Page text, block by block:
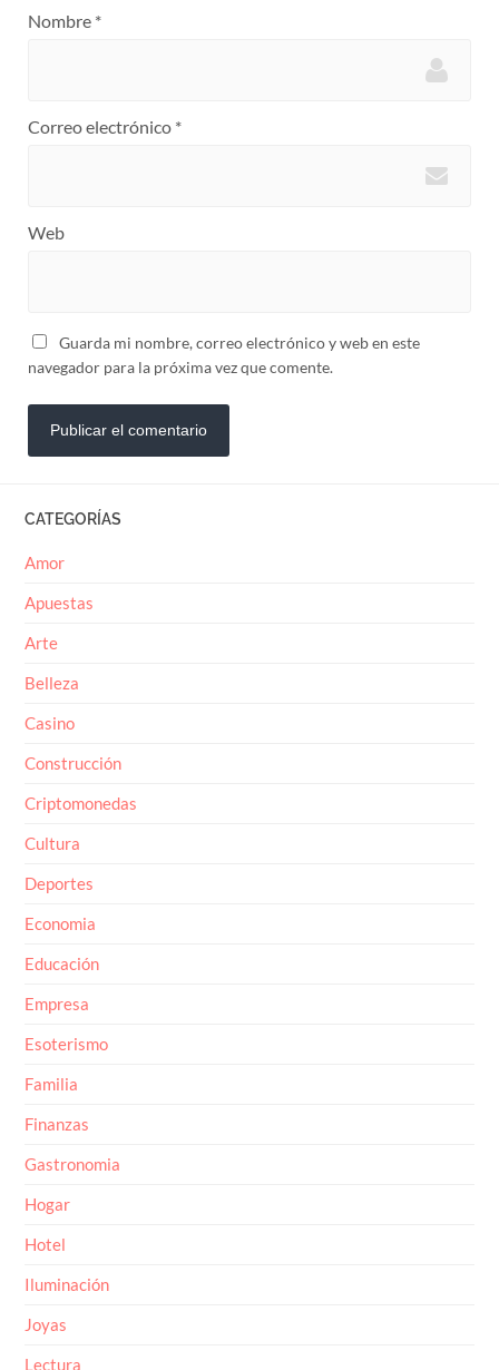
Nombre *
Correo electrónico *
Web
Guarda mi nombre, correo electrónico y web en este
navegador para la próxima vez que comente.
CATEGORÍAS
Amor
Apuestas
Arte
Belleza
Casino
Construcción
Criptomonedas
Cultura
Deportes
Economia
Educación
Empresa
Esoterismo
Familia
Finanzas
Gastronomia
Hogar
Hotel
Iluminación
Joyas
Lectura